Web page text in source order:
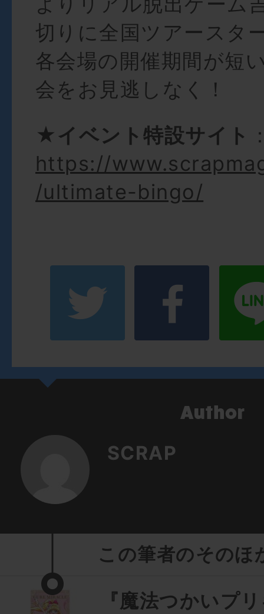
切りに全国ツアースタ
各会場の開催期間が短
会をお見逃しなく！
★イベント特設サイト
https://
/ultimate-bingo/
SCRAP
この筆者のそのほ
『魔法つかいプ